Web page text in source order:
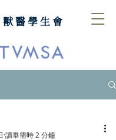
醫學生會
讀畢需時 2 分鐘